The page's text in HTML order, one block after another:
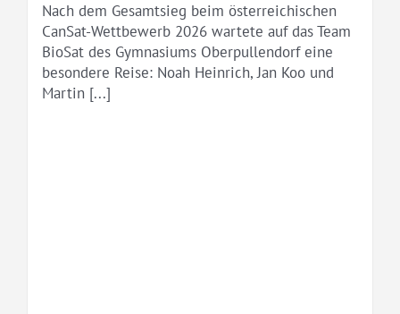
Nach dem Gesamtsieg beim österreichischen
CanSat-Wettbewerb 2026 wartete auf das Team
BioSat des Gymnasiums Oberpullendorf eine
besondere Reise: Noah Heinrich, Jan Koo und
Martin [...]